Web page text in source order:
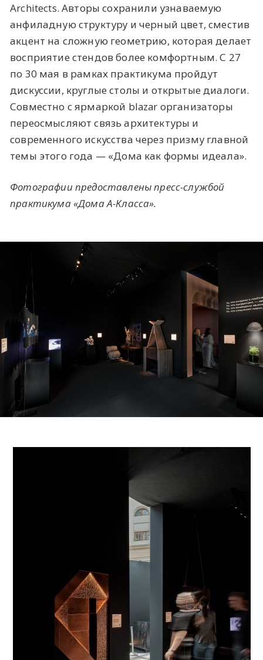
Architects. Авторы сохранили узнаваемую
анфиладную структуру и черный цвет, сместив
акцент на сложную геометрию, которая делает
восприятие стендов более комфортным. С 27
по 30 мая в рамках практикума пройдут
дискуссии, круглые столы и открытые диалоги.
Совместно с ярмаркой blazar организаторы
переосмысляют связь архитектуры и
современного искусства через призму главной
темы этого года — «Дома как формы идеала».
Фотографии предоставлены пресс-службой
практикума «Дома А-Класса».